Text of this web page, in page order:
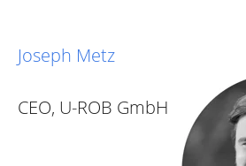
Joseph Metz
CEO, U-ROB GmbH